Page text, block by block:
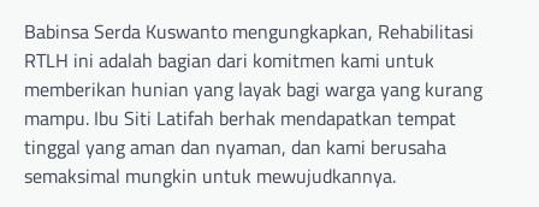
Babinsa Serda Kuswanto mengungkapkan, Rehabilitasi
RTLH ini adalah bagian dari komitmen kami untuk
memberikan hunian yang layak bagi warga yang kurang
mampu. Ibu Siti Latifah berhak mendapatkan tempat
tinggal yang aman dan nyaman, dan kami berusaha
semaksimal mungkin untuk mewujudkannya.